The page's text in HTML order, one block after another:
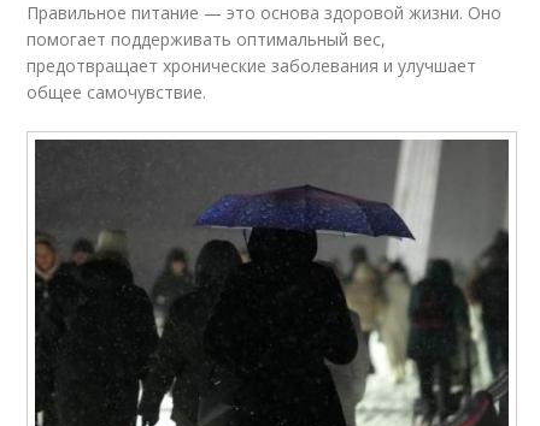
Правильное питание — это основа здоровой жизни. Оно
помогает поддерживать оптимальный вес,
предотвращает хронические заболевания и улучшает
общее самочувствие.